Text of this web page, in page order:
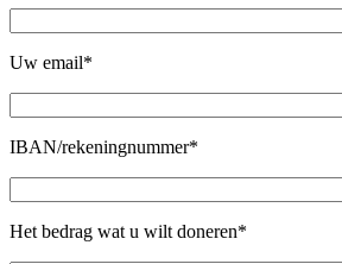
Uw email*
IBAN/rekeningnummer*
Het bedrag wat u wilt doneren*